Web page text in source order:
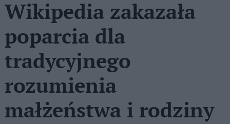
Wikipedia zakazała
poparcia dla
tradycyjnego
rozumienia
małżeństwa i rodziny